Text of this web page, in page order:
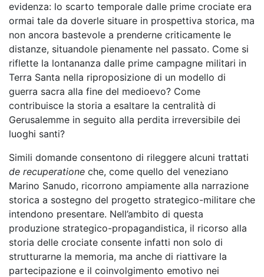
evidenza: lo scarto temporale dalle prime crociate era
ormai tale da doverle situare in prospettiva storica, ma
non ancora bastevole a prenderne criticamente le
distanze, situandole pienamente nel passato. Come si
riflette la lontananza dalle prime campagne militari in
Terra Santa nella riproposizione di un modello di
guerra sacra alla fine del medioevo? Come
contribuisce la storia a esaltare la centralità di
Gerusalemme in seguito alla perdita irreversibile dei
luoghi santi?
Simili domande consentono di rileggere alcuni trattati
de recuperatione che, come quello del veneziano
Marino Sanudo, ricorrono ampiamente alla narrazione
storica a sostegno del progetto strategico-militare che
intendono presentare. Nell’ambito di questa
produzione strategico-propagandistica, il ricorso alla
storia delle crociate consente infatti non solo di
strutturarne la memoria, ma anche di riattivare la
partecipazione e il coinvolgimento emotivo nei